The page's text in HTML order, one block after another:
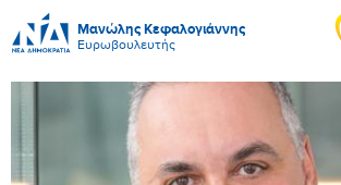
Μανώλης Κεφαλογιάννης
Ευρωβουλευτής